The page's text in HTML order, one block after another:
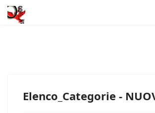
Elenco_Categorie -